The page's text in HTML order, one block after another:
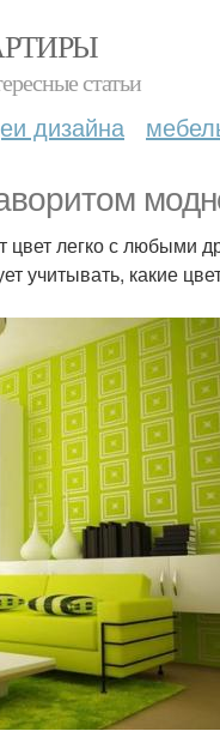
статьи
дизайна
легко с любыми
учитывать, какие